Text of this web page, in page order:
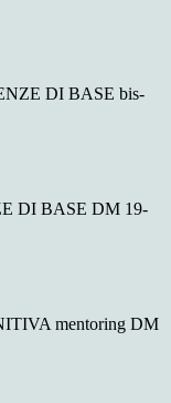
DI BASE bis-
DI BASE DM 19-
mentoring DM